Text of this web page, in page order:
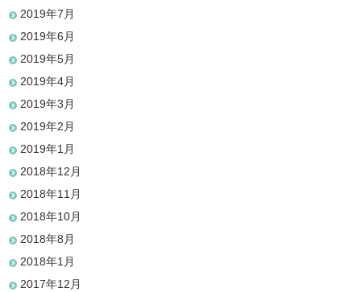
2019年7月
2019年6月
2019年5月
2019年4月
2019年3月
2019年2月
2019年1月
2018年12月
2018年11月
2018年10月
2018年8月
2018年1月
2017年12月